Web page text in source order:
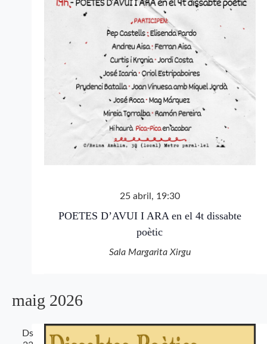
25 abril, 19:30
POETES D’AVUI I ARA en el 4t dissabte
poètic
Sala Margarita Xirgu
maig 2026
Ds